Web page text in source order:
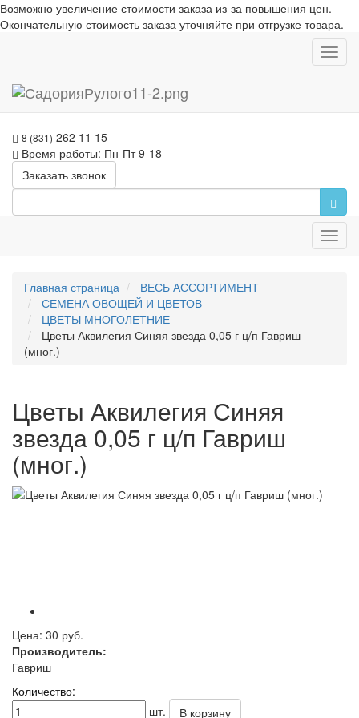
Возможно увеличение стоимости заказа из-за повышения цен.
Окончательную стоимость заказа уточняйте при отгрузке товара.
8 (831) 262 11 15
Время работы: Пн-Пт 9-18
Заказать звонок
Главная страница
ВЕСЬ АССОРТИМЕНТ
СЕМЕНА ОВОЩЕЙ И ЦВЕТОВ
ЦВЕТЫ МНОГОЛЕТНИЕ
Цветы Аквилегия Синяя звезда 0,05 г ц/п Гавриш
(мног.)
Цветы Аквилегия Синяя
звезда 0,05 г ц/п Гавриш
(мног.)
Цена: 30 руб.
Производитель:
Гавриш
Количество:
шт.
В корзину